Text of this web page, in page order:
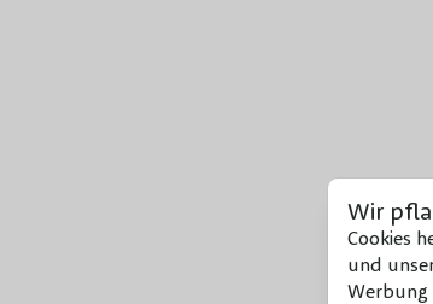
Wir
Cookies
und
Werbung